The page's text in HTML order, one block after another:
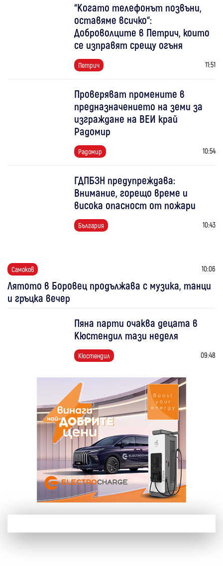
“Когато телефонът позвъни,
оставяме всичко“:
Доброволците в Петрич, които
се изправят срещу огъня
Петрич 11:51
Проверяват промените в
предназначението на земи за
изграждане на ВЕИ край
Радомир
Радомир 10:54
ГДПБЗН предупреждава:
Внимание, горещо време и
висока опасност от пожари
България 10:43
Самоков 10:06
Лятото в Боровец продължава с музика, танци
и гръцка вечер
Пяна парти очаква децата в
Кюстендил тази неделя
Кюстендил 09:48